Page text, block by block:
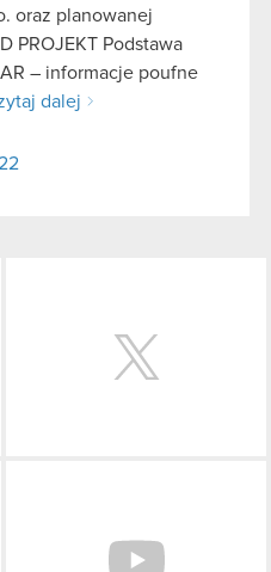
oraz planowanej
PROJEKT Podstawa
– informacje poufne
dalej